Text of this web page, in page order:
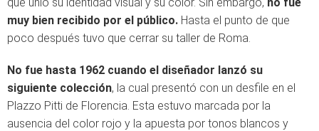
muy bien recibido por el público. Hasta el punto de que
poco después tuvo que cerrar su taller de Roma.
No fue hasta 1962 cuando el diseñador lanzó su
siguiente colección, la cual presentó con un desfile en el
Plazzo Pitti de Florencia. Esta estuvo marcada por la
ausencia del color rojo y la apuesta por tonos blancos y